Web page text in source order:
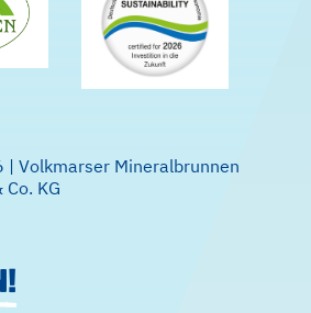
Volkmarser Mineralbrunnen
KG